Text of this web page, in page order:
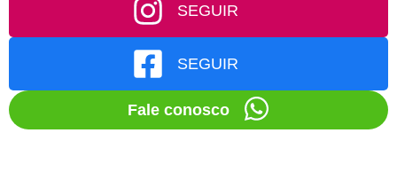
SEGUIR
SEGUIR
Fale conosco